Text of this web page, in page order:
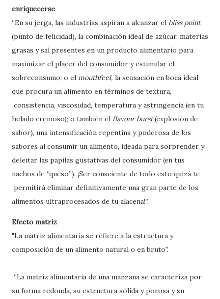
enriquecerse
“En su jerga, las industrias aspiran a alcanzar el bliss point
(punto de felicidad), la combinación ideal de azúcar, materias
grasas y sal presentes en un producto alimentario para
maximizar el placer del consumidor y estimular el
sobreconsumo; o el mouthfeel, la sensación en boca ideal
que procura un alimento en términos de textura,
consistencia, viscosidad, temperatura y astringencia (en tu
helado cremoso); o también el flavour burst(explosión de
sabor), una intensificación repentina y poderosa de los
sabores al consumir un alimento, ideada para sorprender y
deleitar las papilas gustativas del consumidor (en tus
nachos de “queso”). ¡Ser consciente de todo esto quizá te
permitirá eliminar definitivamente una gran parte de los
alimentos ultraprocesados de tu alacena!”.
Efecto matriz
"La matriz alimentaria se refiere a la estructura y
composición de un alimento natural o en bruto".
“La matriz alimentaria de una manzana se caracteriza por
su forma redonda, su estructura sólida y porosa y su